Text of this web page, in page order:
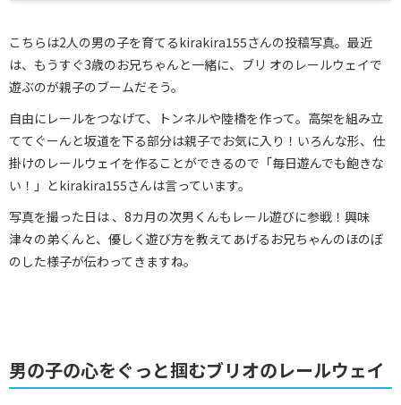
こちらは2人の男の子を育てるkirakira155さんの投稿写真。最近
は、もうすぐ3歳のお兄ちゃんと一緒に、ブリ オのレールウェイで
遊ぶのが親子のブームだそう。
自由にレールをつなげて、トンネルや陸橋を作って。高架を組み立
ててぐーんと坂道を下る部分は親子でお気に入り！いろんな形、仕
掛けのレールウェイを作ることができるので「毎日遊んでも飽きな
い！」とkirakira155さんは言っています。
写真を撮った日は 、8カ月の次男くんもレール遊びに参戦！興味
津々の弟くんと、優しく遊び方を教えてあげるお兄ちゃんのほのぼ
のした様子が伝わってきますね。
男の子の心をぐっと掴むブリオのレールウェイ